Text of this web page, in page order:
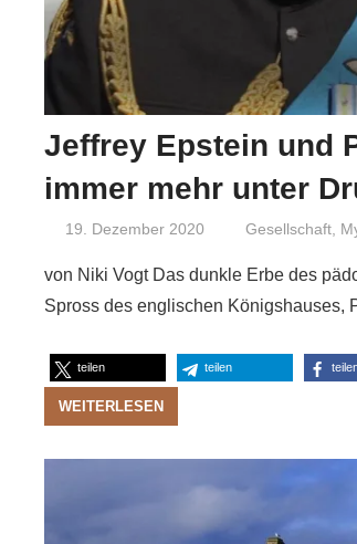
Jeffrey Epstein und
immer mehr unter
19. Dezember 2020 Niki Vogt
Gesellschaft,
von Niki Vogt Das dunkle Erbe des
Spross des englischen Königshauses,
teilen teilen
WEITERLESEN